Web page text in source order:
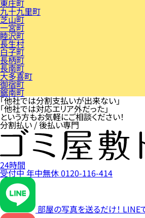
東庄町
九十九里町
芝山町
一宮町
睦沢町
長生村
白子町
長柄町
長南町
大多喜町
御宿町
鋸南町
「他社では分割支払いが出来ない」
「他社では対応エリア外だった」
という方もお気軽にご相談ください！
分割払い / 後払い専門
24時間
受付中年中無休0120-116-414
部屋の写真を送るだけ！ LINE